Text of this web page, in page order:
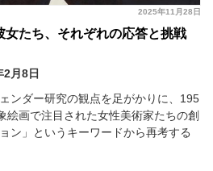
2025年11月28日
たち、それぞれの応答と挑戦
月8日
ンダー研究の観点を足がかりに、195
絵画で注目された女性美術家たちの創
ン」というキーワードから再考する